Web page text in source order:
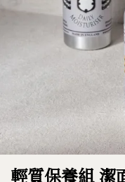
輕質保養組 潔